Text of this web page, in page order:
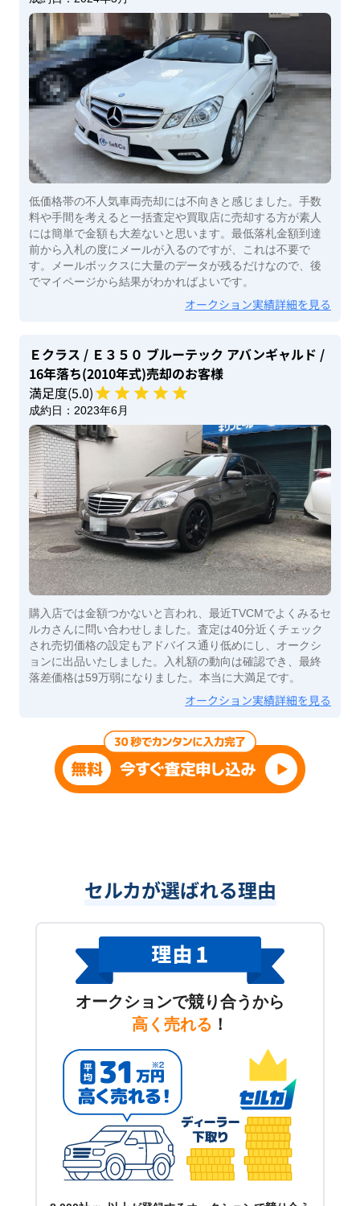
低価格帯の不人気車両売却には不向きと感じました。手数
料や手間を考えると一括査定や買取店に売却する方が素人
には簡単で金額も大差ないと思います。最低落札金額到達
前から入札の度にメールが入るのですが、これは不要で
す。メールボックスに大量のデータが残るだけなので、後
でマイページから結果がわかればよいです。
オークション実績詳細を見る
Ｅクラス / Ｅ３５０ ブルーテック アバンギャルド /
16年落ち(2010年式)売却のお客様
満足度(5.0)
成約日： 2023年6月
購入店では金額つかないと言われ、最近TVCMでよくみるセ
ルカさんに問い合わせしました。査定は40分近くチェック
され売切価格の設定もアドバイス通り低めにし、オークシ
ョンに出品いたしました。入札額の動向は確認でき、最終
落差価格は59万弱になりました。本当に大満足です。
オークション実績詳細を見る
セルカが選ばれる理由
オークションで競り合うから
高く売れる ！